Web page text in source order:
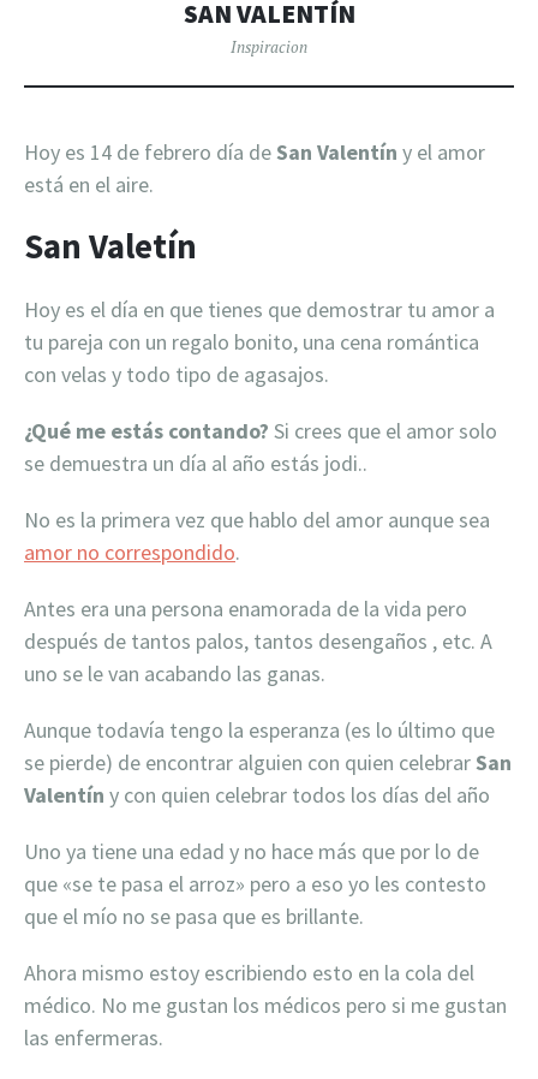
SAN VALENTÍN
Inspiracion
Hoy es 14 de febrero día deSan Valentín y el amor
está en el aire.
San Valetín
Hoy es el día en que tienes que demostrar tu amor a
tu pareja con un regalo bonito, una cena romántica
con velas y todo tipo de agasajos.
¿Qué me estás contando? Si crees que el amor solo
se demuestra un día al año estás jodi..
No es la primera vez que hablo del amor aunque sea
amor no correspondido.
Antes era una persona enamorada de la vida pero
después de tantos palos, tantos desengaños , etc. A
uno se le van acabando las ganas.
Aunque todavía tengo la esperanza (es lo último que
se pierde) de encontrar alguien con quien celebrarSan
Valentín y con quien celebrar todos los días del año
Uno ya tiene una edad y no hace más que por lo de
que «se te pasa el arroz» pero a eso yo les contesto
que el mío no se pasa que es brillante.
Ahora mismo estoy escribiendo esto en la cola del
médico. No me gustan los médicos pero si me gustan
las enfermeras.